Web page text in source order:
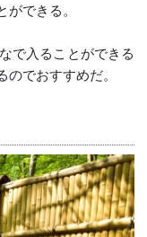
ができる。
で入ることができる
でおすすめだ。